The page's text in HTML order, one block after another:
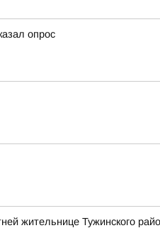
опрос
жительнице Тужинского